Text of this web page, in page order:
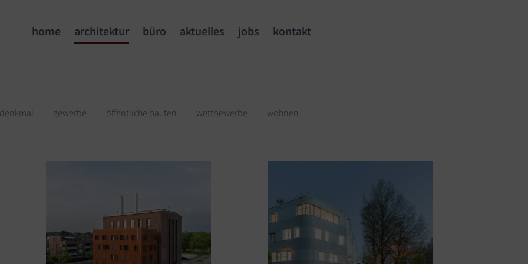
home architektur büro aktuelles jobs kontakt
denkmal gewerbe öffentliche bauten wettbewerbe wohnen